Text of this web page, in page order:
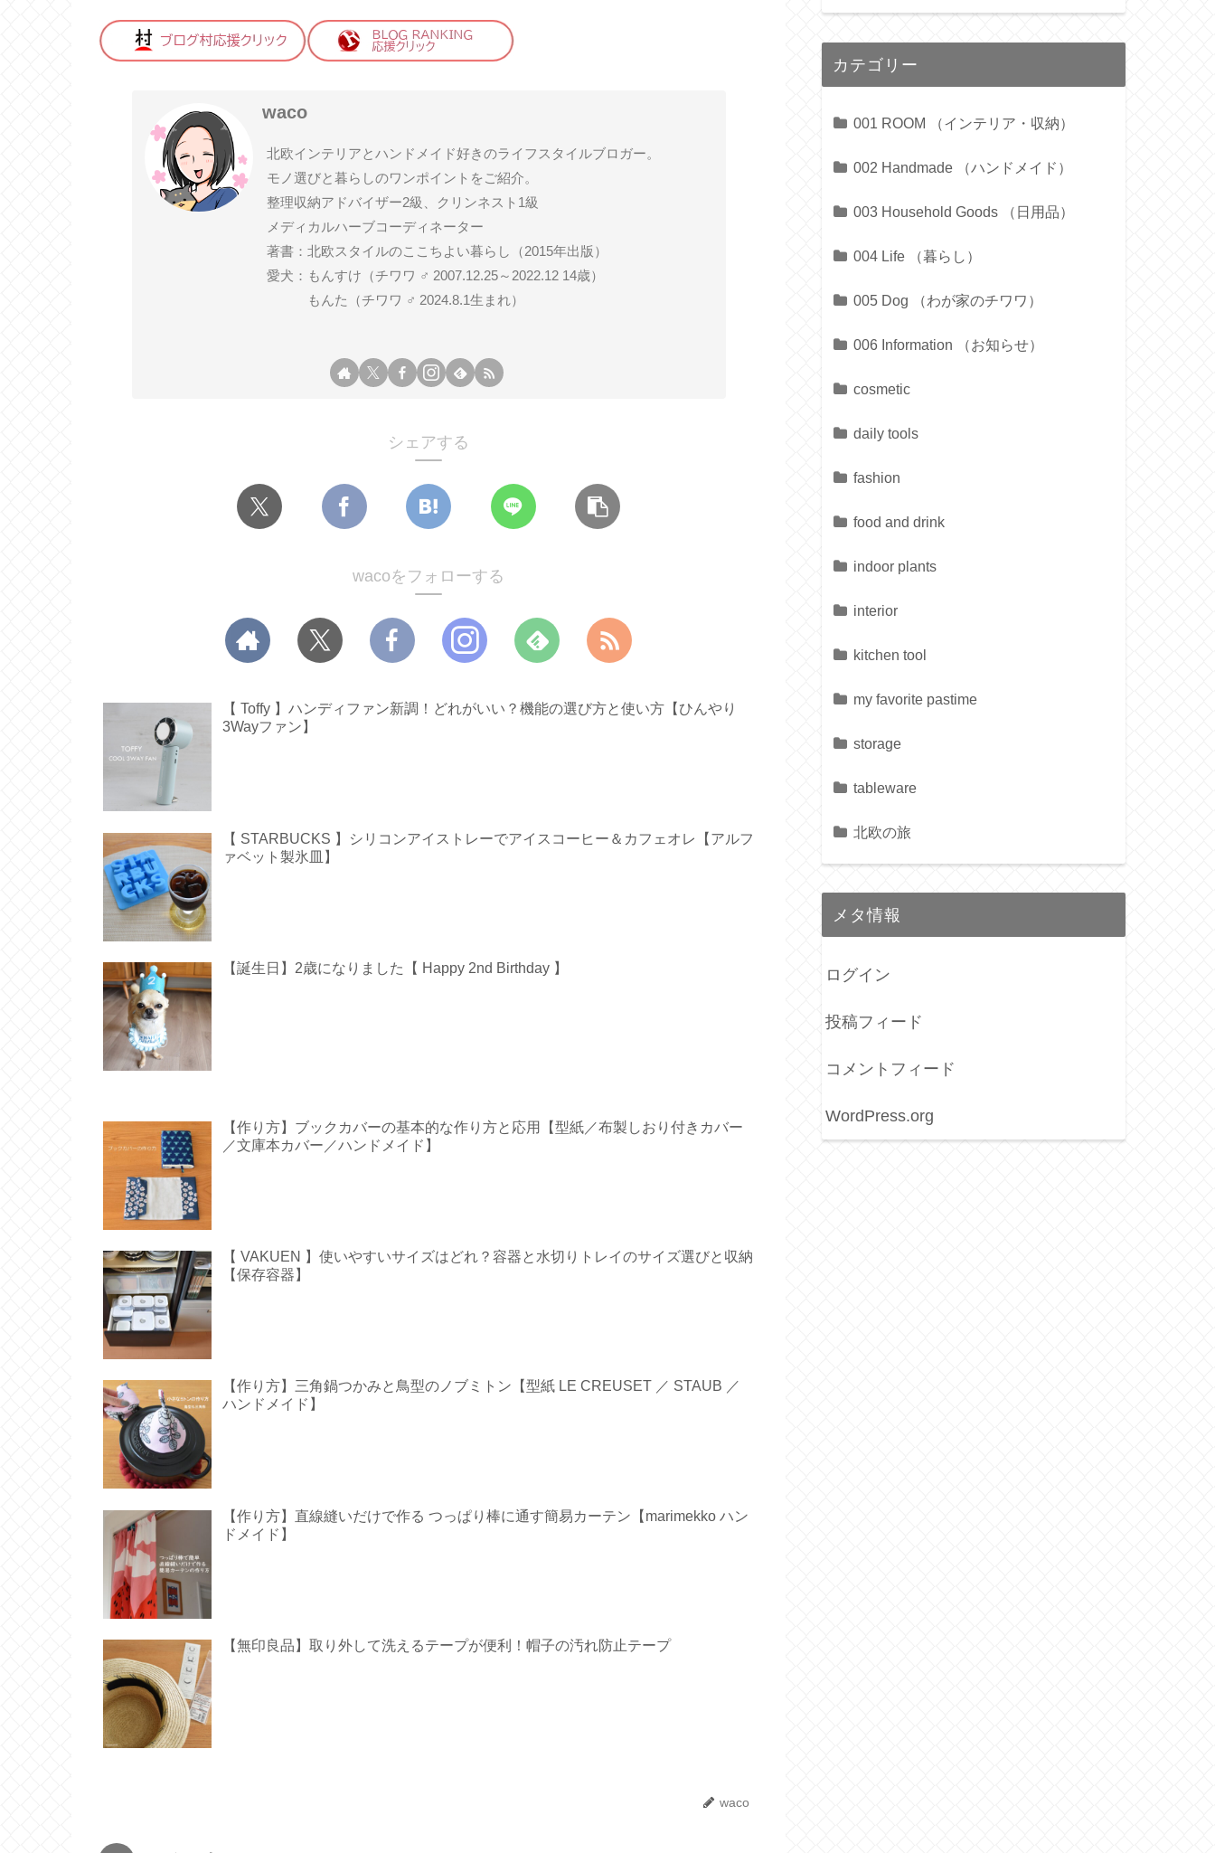
waco
北欧インテリアとハンドメイド好きのライフスタイルブロガー。
モノ選びと暮らしのワンポイントをご紹介。
整理収納アドバイザー2級、クリンネスト1級
メディカルハーブコーディネーター
著書：北欧スタイルのここちよい暮らし（2015年出版）
愛犬：もんすけ（チワワ ♂ 2007.12.25～2022.12 14歳）
もんた（チワワ ♂ 2024.8.1生まれ）
シェアする
wacoをフォローする
【 Toffy 】ハンディファン新調！どれがいい？機能の選び方と使い方【ひんやり
3Wayファン】
【 STARBUCKS 】シリコンアイストレーでアイスコーヒー＆カフェオレ【アルフ
ァベット製氷皿】
【誕生日】2歳になりました【 Happy 2nd Birthday 】
【作り方】ブックカバーの基本的な作り方と応用【型紙／布製しおり付きカバー
／文庫本カバー／ハンドメイド】
【 VAKUEN 】使いやすいサイズはどれ？容器と水切りトレイのサイズ選びと収納
【保存容器】
【作り方】三角鍋つかみと鳥型のノブミトン【型紙 LE CREUSET ／ STAUB ／
ハンドメイド】
【作り方】直線縫いだけで作る つっぱり棒に通す簡易カーテン【marimekko ハン
ドメイド】
【無印良品】取り外して洗えるテープが便利！帽子の汚れ防止テープ
waco
カテゴリー
001 ROOM （インテリア・収納）
002 Handmade （ハンドメイド）
003 Household Goods （日用品）
004 Life （暮らし）
005 Dog （わが家のチワワ）
006 Information （お知らせ）
cosmetic
daily tools
fashion
food and drink
indoor plants
interior
kitchen tool
my favorite pastime
storage
tableware
北欧の旅
メタ情報
ログイン
投稿フィード
コメントフィード
WordPress.org